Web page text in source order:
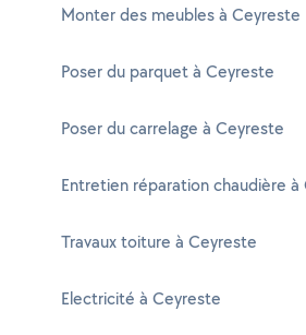
Monter des meubles à Ceyreste
Poser du parquet à Ceyreste
Poser du carrelage à Ceyreste
Entretien réparation chaudière à
Travaux toiture à Ceyreste
Electricité à Ceyreste